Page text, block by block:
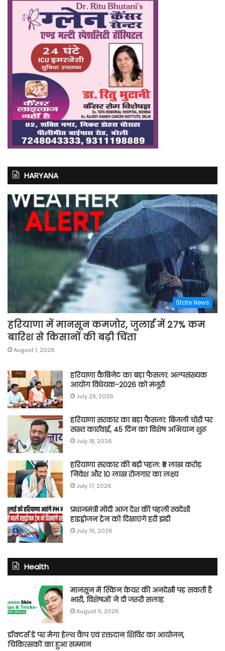
HARYANA
State News
हरियाणा में मानसून कमजोर, जुलाई में 27% कम
बारिश से किसानों की बढ़ी चिंता
August 1, 2026
हरियाणा कैबिनेट का बड़ा फैसला: अल्पसंख्यक
आयोग विधेयक-2026 को मंजूरी
July 29, 2026
हरियाणा सरकार का बड़ा फैसला: बिजली चोरी पर
सख्त कार्रवाई, 45 दिन का विशेष अभियान शुरू
July 18, 2026
हरियाणा सरकार की बड़ी पहल: ₹5 लाख करोड़
निवेश और 10 लाख रोजगार का लक्ष्य
July 17, 2026
प्रधानमंत्री मोदी आज देश की पहली स्वदेशी
हाइड्रोजन ट्रेन को दिखाएंगे हरी झंडी
July 16, 2026
Health
मानसून में स्किन केयर की अनदेखी पड़ सकती है
भारी, विशेषज्ञों ने दी जरूरी सलाह
August 5, 2026
डॉक्टर्स डे पर मेगा हेल्थ कैंप एवं रक्तदान शिविर का आयोजन,
चिकित्सकों का हुआ सम्मान